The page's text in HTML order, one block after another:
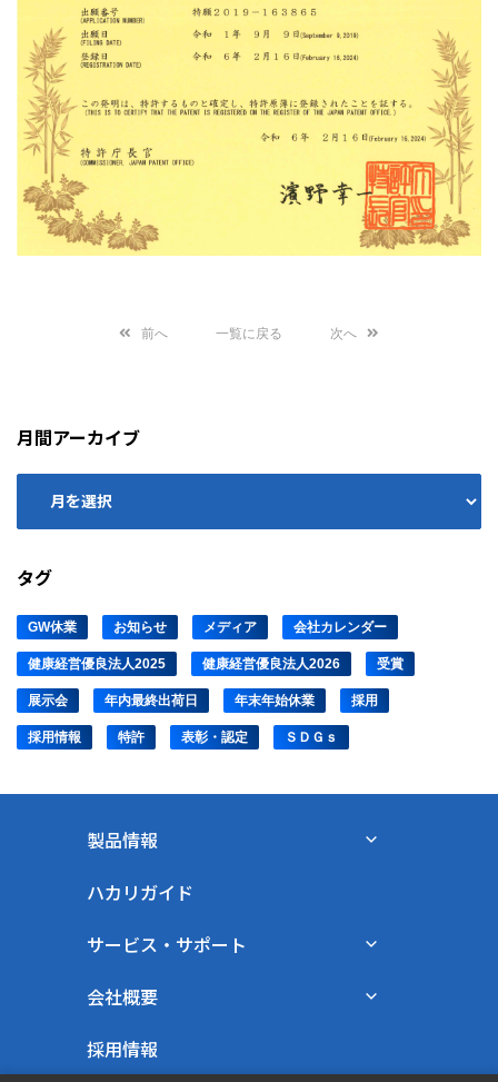
前へ 一覧に戻る 次へ
月間アーカイブ
タグ
GW休業 お知らせ メディア 会社カレンダー
健康経営優良法人2025 健康経営優良法人2026 受賞
展示会 年内最終出荷日 年末年始休業 採用
採用情報 特許 表彰・認定 ＳＤＧｓ
製品情報
ハカリガイド
サービス・サポート
会社概要
採用情報